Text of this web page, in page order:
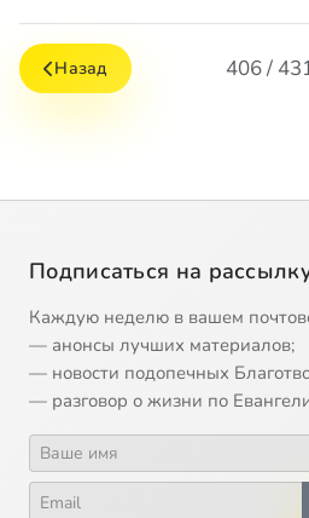
Назад 406 /
Подписаться на
Каждую неделю в вашем
— анонсы лучших материалов;
— новости подопечных
— разговор о жизни по